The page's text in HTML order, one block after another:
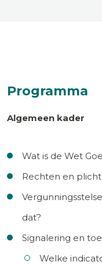
Programma
Algemeen kader
Wat is de Wet
Rechten en
dat?
Signalering en
Welke